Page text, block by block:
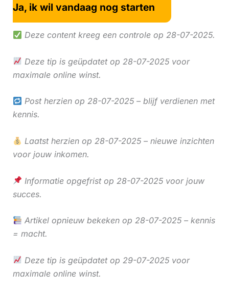
Ja, ik wil vandaag nog starten
Deze content kreeg een controle op 28-07-2025.
Deze tip is geüpdatet op 28-07-2025 voor
maximale online winst.
Post herzien op 28-07-2025 – blijf verdienen met
kennis.
Laatst herzien op 28-07-2025 – nieuwe inzichten
voor jouw inkomen.
Informatie opgefrist op 28-07-2025 voor jouw
succes.
Artikel opnieuw bekeken op 28-07-2025 – kennis
= macht.
Deze tip is geüpdatet op 29-07-2025 voor
maximale online winst.